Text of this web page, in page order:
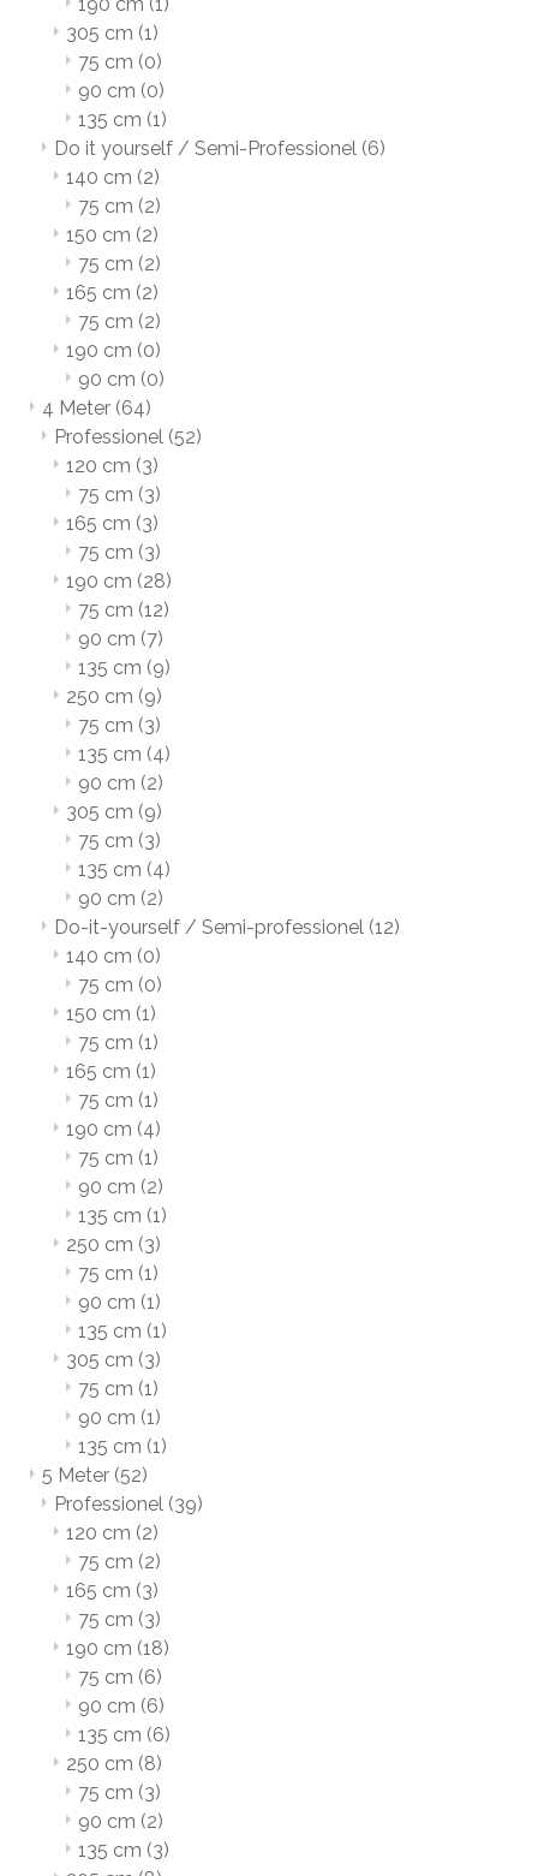
305 cm (1)
75 cm (0)
90 cm (0)
135 cm (1)
Do it yourself / Semi-Professionel (6)
140 cm (2)
75 cm (2)
150 cm (2)
75 cm (2)
165 cm (2)
75 cm (2)
190 cm (0)
90 cm (0)
4 Meter (64)
Professionel (52)
120 cm (3)
75 cm (3)
165 cm (3)
75 cm (3)
190 cm (28)
75 cm (12)
90 cm (7)
135 cm (9)
250 cm (9)
75 cm (3)
135 cm (4)
90 cm (2)
305 cm (9)
75 cm (3)
135 cm (4)
90 cm (2)
Do-it-yourself / Semi-professionel (12)
140 cm (0)
75 cm (0)
150 cm (1)
75 cm (1)
165 cm (1)
75 cm (1)
190 cm (4)
75 cm (1)
90 cm (2)
135 cm (1)
250 cm (3)
75 cm (1)
90 cm (1)
135 cm (1)
305 cm (3)
75 cm (1)
90 cm (1)
135 cm (1)
5 Meter (52)
Professionel (39)
120 cm (2)
75 cm (2)
165 cm (3)
75 cm (3)
190 cm (18)
75 cm (6)
90 cm (6)
135 cm (6)
250 cm (8)
75 cm (3)
90 cm (2)
135 cm (3)